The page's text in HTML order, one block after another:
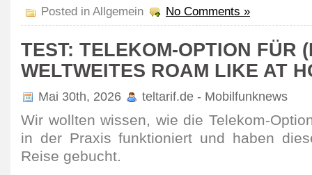
Posted in Allgemein No Comments »
TEST: TELEKOM-OPTION FÜR
WELTWEITES ROAM LIKE AT
Mai 30th, 2026 teltarif.de - Mobilfunknews
Wir wollten wissen, wie die Telekom-
in der Praxis funk­tioniert und haben
Reise gebucht.